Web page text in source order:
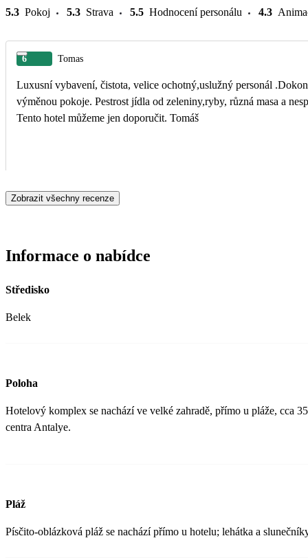
5.3 Pokoj 5.3 Strava 5.5 Hodnocení personálu 4.3
6 Tomas
Luxusní vybavení, čistota, velice ochotný,uslužný personál
výměnou pokoje. Pestrost jídla od zeleniny,ryby, různá masa a nespočet sladkých dezertů.
Tento hotel můžeme jen doporučit. Tomáš
Zobrazit všechny recenze
Informace o nabídce
Středisko
Belek
Poloha
Hotelový komplex se nachází ve velké zahradě, přímo u pláže, cca
centra Antalye.
Pláž
Písčito-oblázková pláž se nachází přímo u hotelu; lehátka a